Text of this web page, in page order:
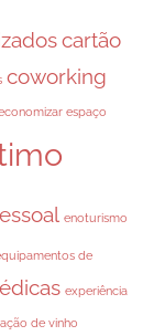
cartão
coworking
espaço
enoturismo
de
experiência
de vinho